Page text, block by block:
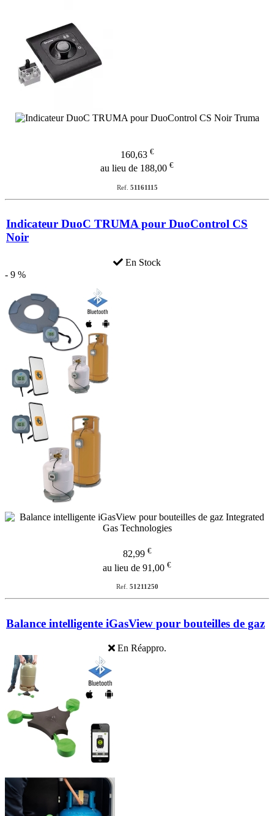
160,63 €
au lieu de 188,00 €
Ref. 51161115
Indicateur DuoC TRUMA pour DuoControl CS
Noir
En Stock
- 9 %
82,99 €
au lieu de 91,00 €
Ref. 51211250
Balance intelligente iGasView pour bouteilles de gaz
En Réappro.